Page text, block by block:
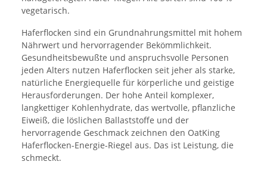
vegetarisch.
Haferflocken sind ein Grundnahrungsmittel mit hohem
Nährwert und hervorragender Bekömmlichkeit.
Gesundheitsbewußte und anspruchsvolle Personen
jeden Alters nutzen Haferflocken seit jeher als starke,
natürliche Energiequelle für körperliche und geistige
Herausforderungen. Der hohe Anteil komplexer,
langkettiger Kohlenhydrate, das wertvolle, pflanzliche
Eiweiß, die löslichen Ballaststoffe und der
hervorragende Geschmack zeichnen den OatKing
Haferflocken-Energie-Riegel aus. Das ist Leistung, die
schmeckt.